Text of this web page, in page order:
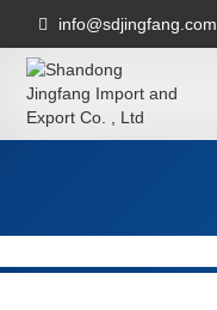
info@sdjingfang.com